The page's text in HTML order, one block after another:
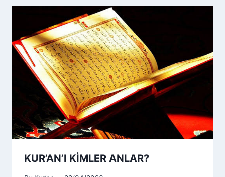
KUR’AN’I KİMLER ANLAR?